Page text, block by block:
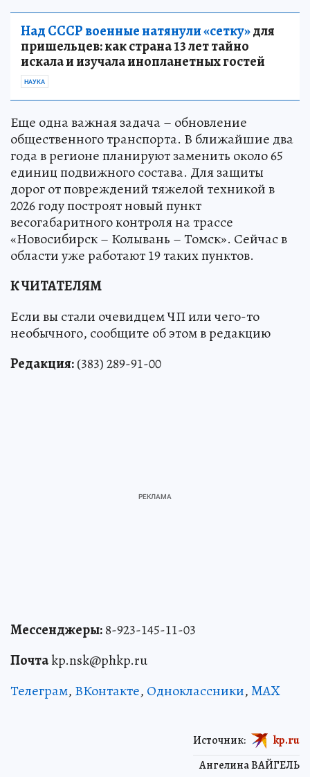
Над СССР военные натянули «сетку»для
пришельцев: как страна 13 лет тайно
искала и изучала инопланетных гостей
НАУКА
Еще одна важная задача – обновление
общественного транспорта. В ближайшие два
года в регионе планируют заменить около 65
единиц подвижного состава. Для защиты
дорог от повреждений тяжелой техникой в
2026 году построят новый пункт
весогабаритного контроля на трассе
«Новосибирск – Колывань – Томск». Сейчас в
области уже работают 19 таких пунктов.
К ЧИТАТЕЛЯМ
Если вы стали очевидцем ЧП или чего-то
необычного, сообщите об этом в редакцию
Редакция:(383) 289-91-00
Мессенджеры:8-923-145-11-03
Почтаkp.nsk@phkp.ru
Телеграм, ВКонтакте, Одноклассники,MAX
Ангелина ВАЙГЕЛЬ
Источник: kp.ru